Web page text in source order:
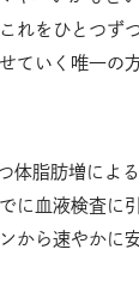
れをひとつず
ていく唯一の
体脂肪増によ
に血液検査に
から速やかに